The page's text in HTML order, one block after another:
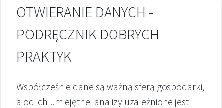
OTWIERANIE DANYCH -
PODRĘCZNIK DOBRYCH
PRAKTYK
Współcześnie dane są ważną sferą gospodarki,
a od ich umiejętnej analizy uzależnione jest